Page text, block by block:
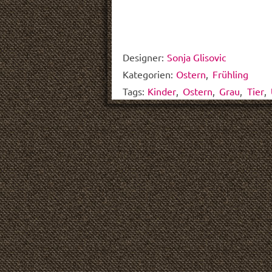
Designer: Sonja Glisovic
Kategorien: Ostern
Frühling
Tags: Kinder Ostern Grau Tier,